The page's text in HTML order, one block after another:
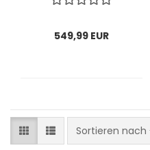
549,99 EUR
Sortieren nach
Sortieren nach